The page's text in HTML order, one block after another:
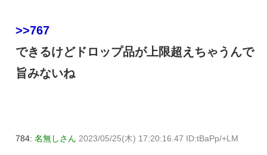
>>767
できるけどドロップ品が上限超えちゃうんで
旨みないね
784: 名無しさん 2023/05/25(木) 17:20:16.47 ID:tBaPp/+LM